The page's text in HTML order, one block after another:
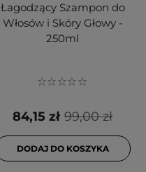
Łagodzący Szampon do
Włosów i Skóry Głowy -
250ml
99,00 zł
84,15 zł
DODAJ DO KOSZYKA